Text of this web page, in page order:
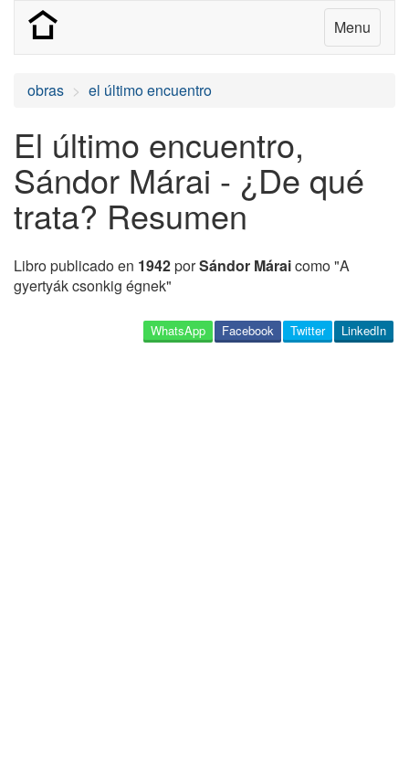
Menu
obras el último encuentro
El último encuentro,
Sándor Márai - ¿De qué
trata? Resumen
Libro publicado en 1942porSándor Máraicomo "A
gyertyák csonkig égnek"
LinkedIn
Twitter
Facebook
WhatsApp